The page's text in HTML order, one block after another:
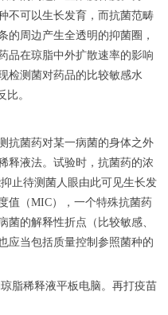
不可以生长发育，而抗菌范畴
的周边产生全透明的抑菌圈，
品在琼脂中外扩散速率的影响
检测菌对药品的比较敏感水
。
抗菌药对某一病菌的身体之外
释液法。试验时，抗菌药的浓
止待测菌人眼由此可见生长发
值（MIC），一个特殊抗菌药
菌的解释性折点（比较敏感、
应当包括质量控制参照菌种的
脂稀释液平板电脑。再打疫苗